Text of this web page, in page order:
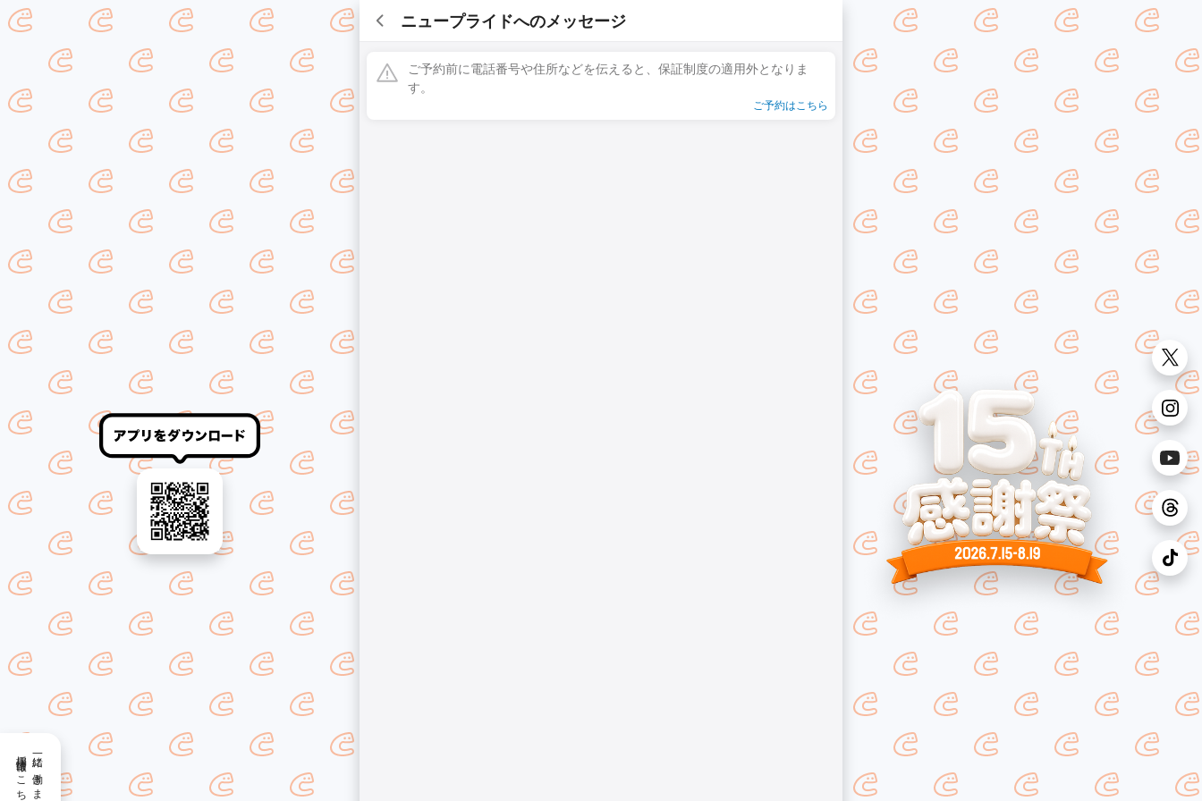
採用情報はこちら
ニュープライドへのメッセージ
ご予約前に電話番号や住所などを伝えると、保証制度の適用外となりま
す。
ご予約はこちら